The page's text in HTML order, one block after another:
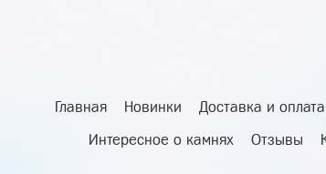
Главная Новинки Доставка и оплата
Интересное о камнях Отзывы